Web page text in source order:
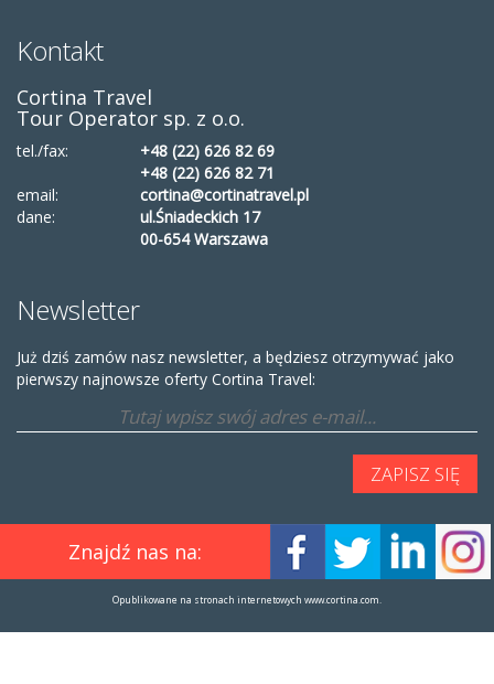
Kontakt
Cortina Travel
Tour Operator sp. z o.o.
tel./fax:
+48 (22) 626 82 69
+48 (22) 626 82 71
email:
cortina@cortinatravel.pl
dane:
ul.Śniadeckich 17
00-654 Warszawa
Newsletter
Już dziś zamów nasz newsletter, a będziesz otrzymywać jako
pierwszy najnowsze oferty Cortina Travel:
Znajdź nas na:
Opublikowane na stronach internetowych www.cortina.com.